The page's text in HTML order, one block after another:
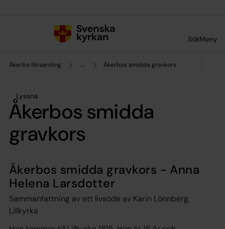
SökMeny
Åkerbo församling ... Åkerbos smidda gravkors
Lyssna
Åkerbos smidda
gravkors
Åkerbos smidda gravkors - Anna
Helena Larsdotter
Sammanfattning av ett livsöde av Karin Lönnberg,
Lillkyrka